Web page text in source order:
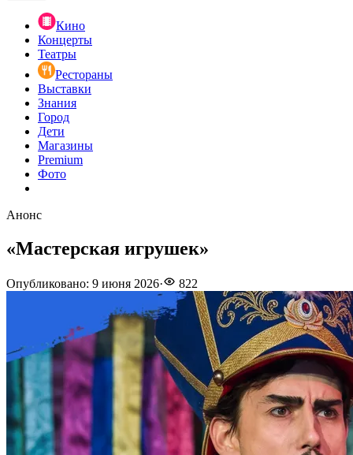
Кино
Концерты
Театры
Рестораны
Выставки
Знания
Город
Дети
Магазины
Premium
Фото
Анонс
«Мастерская игрушек»
Опубликовано: 9 июня 2026· 822